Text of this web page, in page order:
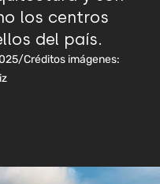
los centros
del país.
/Créditos imágenes: